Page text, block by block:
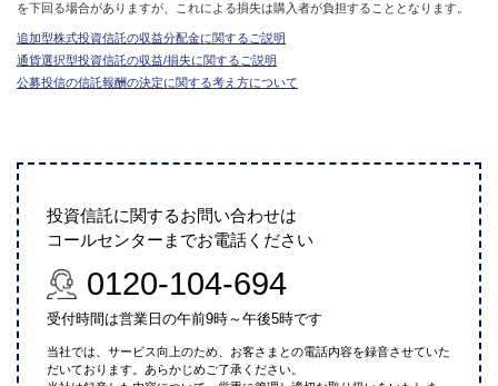
を下回る場合がありますが、これによる損失は購入者が負担することとなります。
追加型株式投資信託の収益分配金に関するご説明
通貨選択型投資信託の収益/損失に関するご説明
公募投信の信託報酬の決定に関する考え方について
投資信託に関するお問い合わせは
コールセンターまでお電話ください
0120-104-694
受付時間は営業日の午前9時～午後5時です
当社では、サービス向上のため、お客さまとの電話内容を録音させていた
だいております。あらかじめご了承ください。